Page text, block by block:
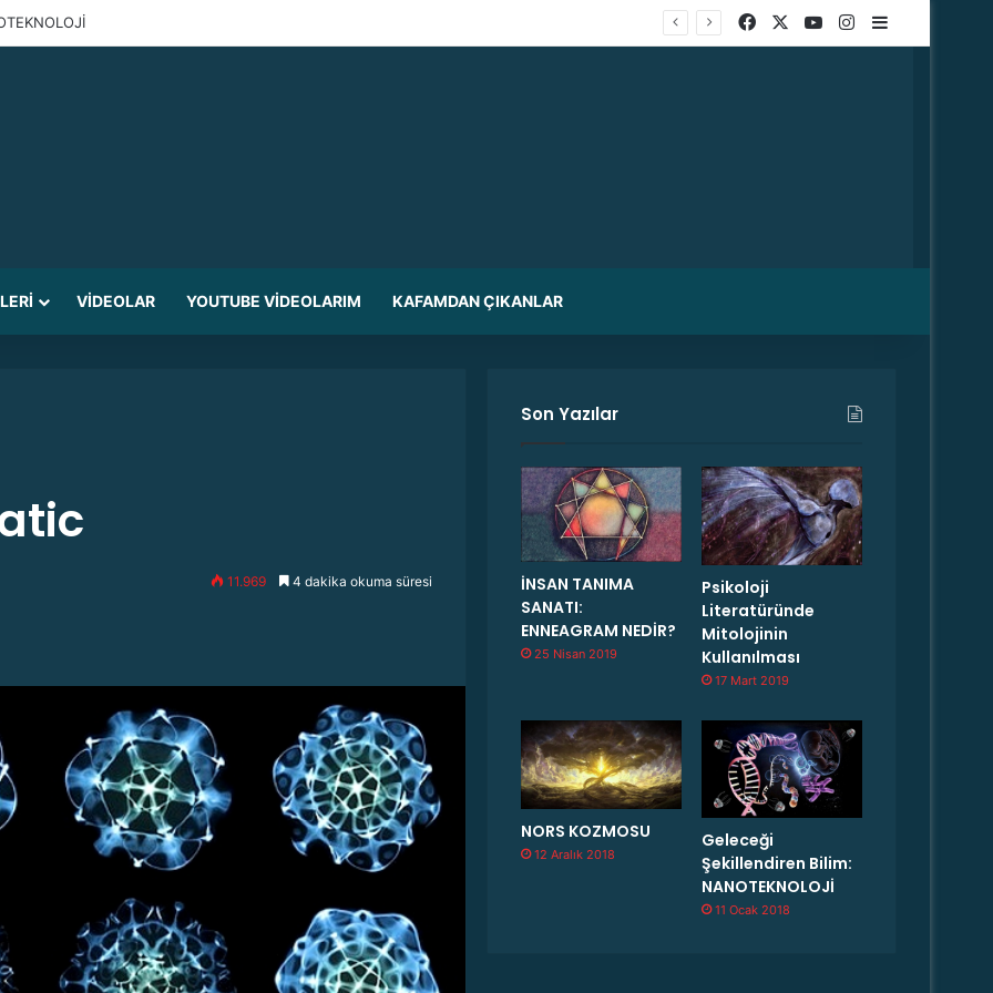
Facebook YouTubeInstagram
VIDEOLAR YOUTUBE VIDEOLARIM KAFAMDAN ÇIKANLAR
11.969 4 dakika okuma süresi
Son Yazılar
İNSAN TANIMA
SANATI:
ENNEAGRAM NEDİR?
25 Nisan 2019
Psikoloji
Literatüründe
Mitolojinin
Kullanılması
17 Mart 2019
NORS KOZMOSU
12 Aralık 2018
Geleceği
Şekillendiren Bilim:
NANOTEKNOLOJİ
11 Ocak 2018